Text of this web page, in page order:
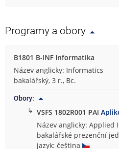
Programy a obory
B1801 B-INF Informatika
Název anglicky: Informatics
bakalářský, 3 r., Bc.
Obory:
↳ VSFS 1802R001 PAI
Název anglicky: Applied
bakalářské prezenční
jazyk: čeština